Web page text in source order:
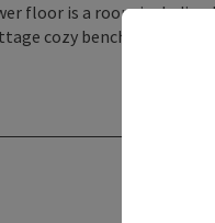
floor is a room
cozy benches and